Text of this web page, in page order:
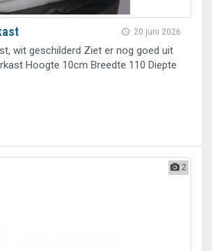
20 juni 2026
wit geschilderd Ziet er nog goed uit
Hoogte 10cm Breedte 110 Diepte
2